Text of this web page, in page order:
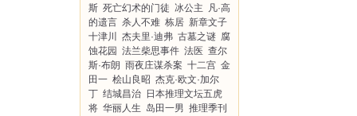
斯 死亡幻术的门徒 冰公主
凡·高
的遗言 杀人不难 栋居 新章文子
十津川
杰夫里·迪弗 古墓之谜 腐
蚀花园 法兰柴思事件 法医 查尔
斯·布朗 雨夜庄谋杀案 十二宫 金
田一 桧山良昭 杰克·欧文·加尔
丁 结城昌治 日本推理文坛五虎
将 华丽人生 岛田一男 推理季刊